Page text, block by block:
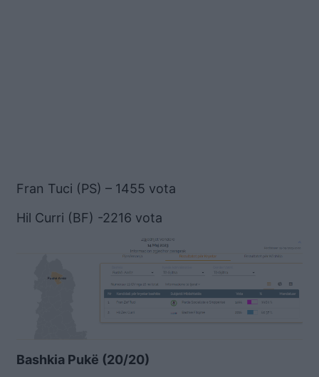
Fran Tuci (PS) – 1455 vota
Hil Curri (BF) -2216 vota
Bashkia Pukë (20/20)